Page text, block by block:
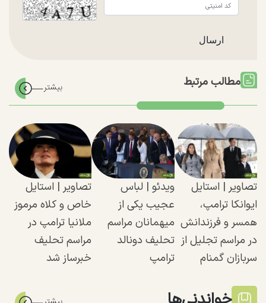
مطالب مرتبط
تصاویر | استایل
ایوانکا ترامپ،
همسر و فرزندانش
در مراسم تجلیل از
سربازان گمنام
ویدئو | لباس
عجیب یکی از
میهمانان مراسم
تحلیف دونالد
ترامپ
تصاویر | استایل
خاص و کلاه مرموز
ملانیا ترامپ در
مراسم تحلیف
خبرساز شد